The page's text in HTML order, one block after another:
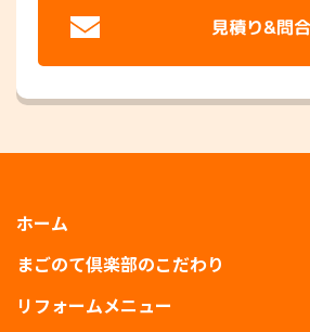
見積り&問
ホーム
まごのて倶楽部のこだわり
リフォームメニュー